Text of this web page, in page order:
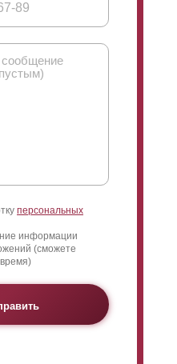
персональных
информации
(сможете